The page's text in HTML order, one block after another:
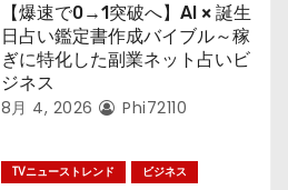
【爆速で0→1突破へ】AI × 誕生
日占い鑑定書作成バイブル～稼
ぎに特化した副業ネット占いビ
ジネス
8月 4, 2026 Phi72110
TVニューストレンド ビジネス